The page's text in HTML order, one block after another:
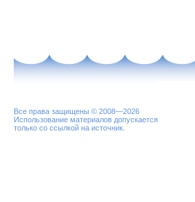
Все права защищены © 2008—2026
Использование материалов допускается
только со ссылкой на источник.